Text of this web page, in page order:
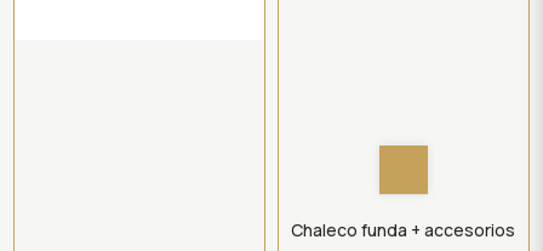
Chaleco funda + accesorios